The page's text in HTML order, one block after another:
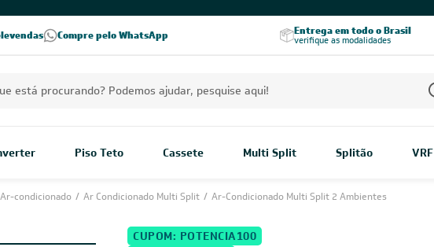
Compre pelo WhatsApp
Excelência no RA
Excelência no Reclame Aqui Seja parceiro Leveros Entrega em todo o Brasil
verifique as modalidades
Piso Teto Cassete Multi Split Splitão VRF
Ar-condicionado / Ar Condicionado Multi Split / Ar-Condicionado Multi Split 2 Ambientes
CUPOM: POTENCIA100